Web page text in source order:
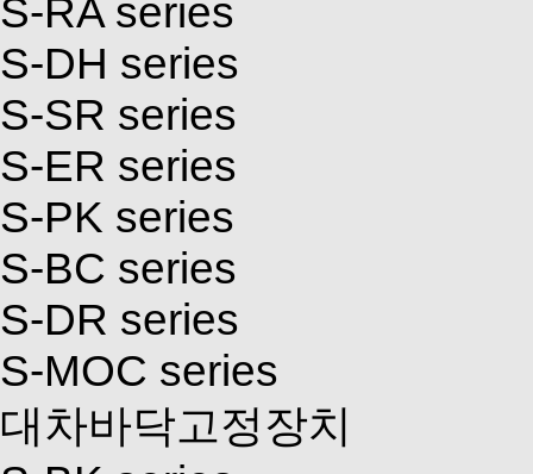
S-RA series
S-DH series
S-SR series
S-ER series
S-PK series
S-BC series
S-DR series
S-MOC series
대차바닥고정장치